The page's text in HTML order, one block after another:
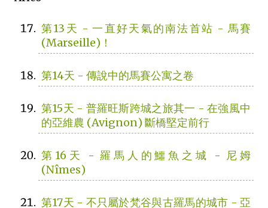
第13天 - 一直好天氣的南法首站 - 馬賽
(Marseille)！
第14天 - 傳說中的馬賽公寓之卷
第15天 - 普羅旺斯跨城之旅其一 - 在強風中
的亞維農 (Avignon) 斷橋堅定前行
第16天 - 羅馬人的鱷魚之城 - 尼姆
(Nîmes)
第17天 - 不只屬於梵谷與古羅馬的城市 - 亞